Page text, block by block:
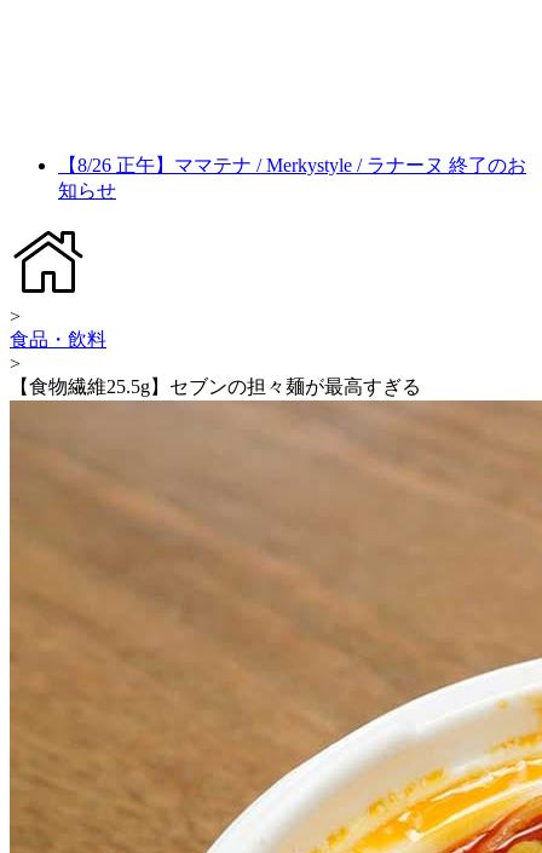
【8/26 正午】ママテナ / Merkystyle / ラナーヌ 終了のお
知らせ
>
食品・飲料
>
【食物繊維25.5g】セブンの担々麺が最高すぎる